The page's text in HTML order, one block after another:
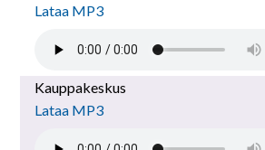
Lataa MP3
Kauppakeskus
Lataa MP3